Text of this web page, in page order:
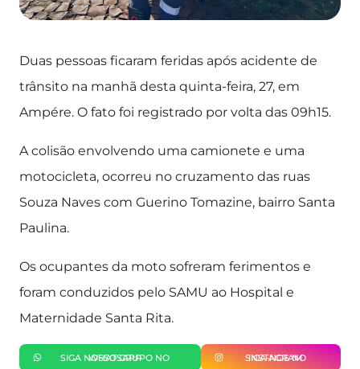
Duas pessoas ficaram feridas após acidente de
trânsito na manhã desta quinta-feira, 27, em
Ampére. O fato foi registrado por volta das 09h15.
A colisão envolvendo uma camionete e uma
motocicleta, ocorreu no cruzamento das ruas
Souza Naves com Guerino Tomazine, bairro Santa
Paulina.
Os ocupantes da moto sofreram ferimentos e
foram conduzidos pelo SAMU ao Hospital e
Maternidade Santa Rita.
SIGA NOSSO GRUPO NO WHATSAPP SIGA-NOS NO INSTAGRAM